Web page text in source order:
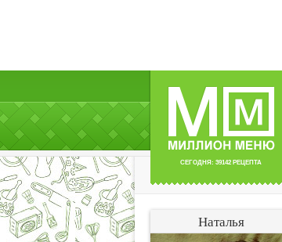
СЕГОДНЯ: 39142 РЕЦЕПТА
Наталья